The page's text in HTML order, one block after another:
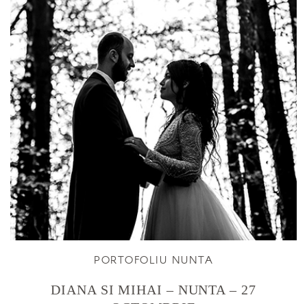
PORTOFOLIU NUNTA
DIANA SI MIHAI – NUNTA – 27